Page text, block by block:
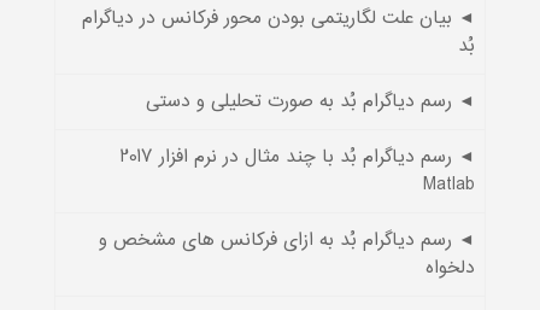
◄ بیان علت لگاریتمی بودن محور فرکانس در دیاگرام
بُد
◄ رسم دیاگرام بُد به صورت تحلیلی و دستی
◄ رسم دیاگرام بُد با چند مثال در نرم افزار 2017
Matlab
◄ رسم دیاگرام بُد به ازای فرکانس های مشخص و
دلخواه